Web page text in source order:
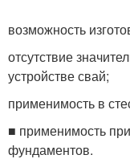
возможность
отсутствие
устрой­стве свай;
применимость в
■ применимость
фундаментов.